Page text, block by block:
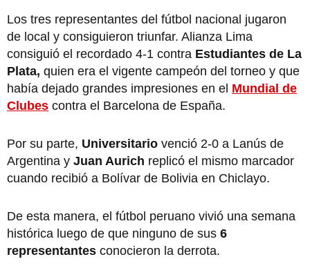
Los tres representantes del fútbol nacional jugaron
de local y consiguieron triunfar. Alianza Lima
consiguió el recordado 4-1 contra Estudiantes de La
Plata, quien era el vigente campeón del torneo y que
había dejado grandes impresiones en el Mundial de
Clubes contra el Barcelona de España.
Por su parte, Universitario venció 2-0 a Lanús de
Argentina y Juan Aurich replicó el mismo marcador
cuando recibió a Bolívar de Bolivia en Chiclayo.
De esta manera, el fútbol peruano vivió una semana
histórica luego de que ninguno de sus 6
representantes conocieron la derrota.